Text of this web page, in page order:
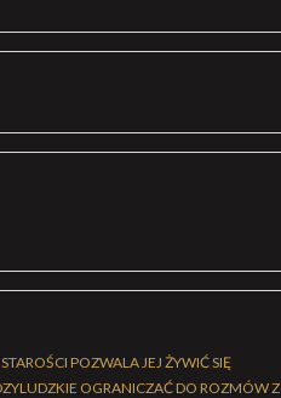
POZWALA JEJ ŻYWIĆ SIĘ
OGRANICZAĆ DO ROZMÓW Z